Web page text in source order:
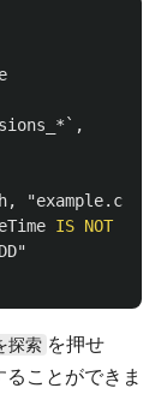
,
,
IS NOT
探索 を押せ
ことができま